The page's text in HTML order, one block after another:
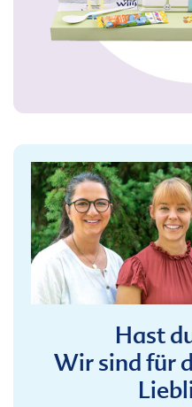
Hast
Wir sind für